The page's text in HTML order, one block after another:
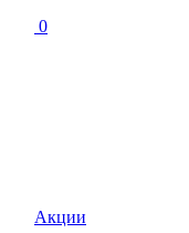
0
Акции